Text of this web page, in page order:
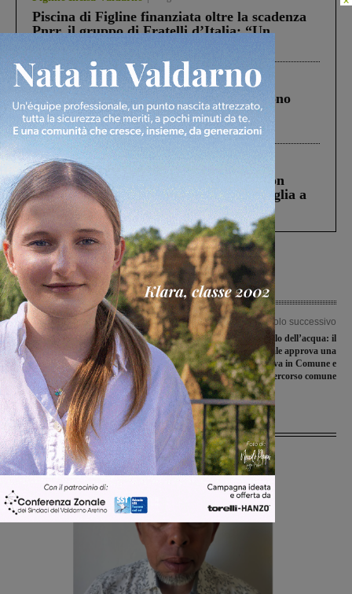
Piscina di Figline finanziata oltre la scadenza
Pnrr, il gruppo di Fratelli d’Italia: “Un
Cronaca 4 Agosto 2026
Un anno fa la strage in A1 in cui morirono
Gianni, Giulia e Franco. Lo schianto, il
processo, lo stop ai sorpassi fra tir....
Cronaca 3 Agosto 2026
Scomparso da una struttura di Castiglion
Fiorentino l’uomo che aveva ucciso la figlia a
Levane nel 2020
Articolo precedente
Cade mentre fa enduro nei boschi
sopra Figline, soccorso dal 118
Articolo successivo
Qualità e controllo dell’acqua: il
consiglio comunale approva una
mozione di Terranuova in Comune e
Percorso comune
Ultime Notizie